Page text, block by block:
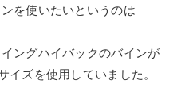
を使いたいというのは
ングハイバックのバインが
ズを使用していました。